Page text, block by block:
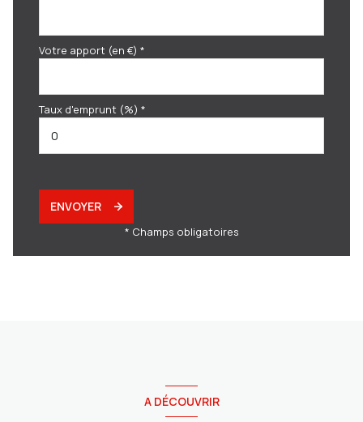
Votre apport (en €) *
Taux d'emprunt (%) *
ENVOYER
* Champs obligatoires
A DÉCOUVRIR